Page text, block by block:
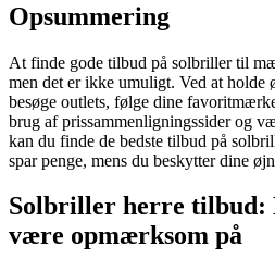
Opsummering
At finde gode tilbud på solbriller til
men det er ikke umuligt. Ved at holde
besøge outlets, følge dine
brug af prissammenligningssider og
kan du finde de bedste tilbud på
spar penge, mens du beskytter dine
Solbriller herre tilbud:
være opmærksom på